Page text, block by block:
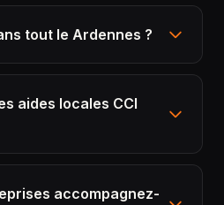
tout le Ardennes ?
aides locales CCI
accompagnez-